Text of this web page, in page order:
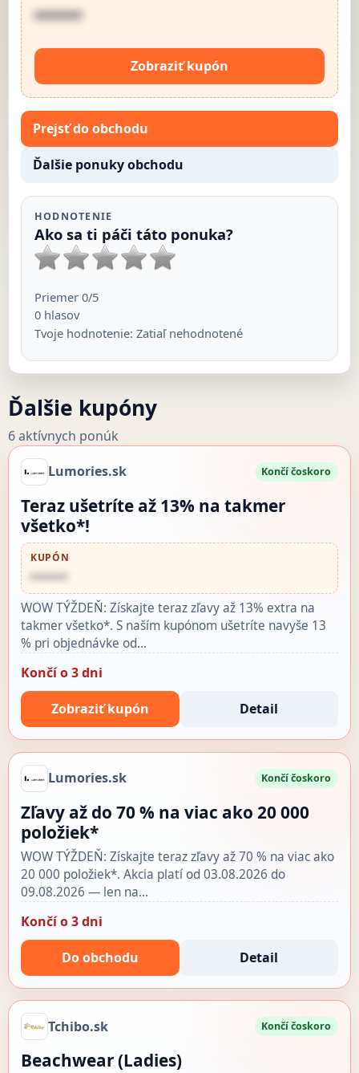
••••••
Zobraziť kupón
Prejsť do obchodu
Ďalšie ponuky obchodu
HODNOTENIE
Ako sa ti páči táto ponuka?
Priemer 0/5
0hlasov
Tvoje hodnotenie: Zatiaľ nehodnotené
Ďalšie kupóny
6 aktívnych ponúk
Lumories.sk Končí čoskoro
Teraz ušetríte až 13% na takmer
všetko*!
KUPÓN
••••••
WOW TÝŽDEŇ: Získajte teraz zľavy až 13% extra na
takmer všetko*. S naším kupónom ušetríte navyše 13
% pri objednávke od…
Končí o 3 dni
Zobraziť kupón Detail
Lumories.sk Končí čoskoro
Zľavy až do 70 % na viac ako 20 000
položiek*
WOW TÝŽDEŇ: Získajte teraz zľavy až 70 % na viac ako
20 000 položiek*. Akcia platí od 03.08.2026 do
09.08.2026 — len na…
Končí o 3 dni
Do obchodu Detail
Tchibo.sk Končí čoskoro
Beachwear (Ladies)